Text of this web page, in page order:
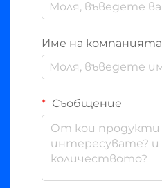
Име на компанията
Съобщение